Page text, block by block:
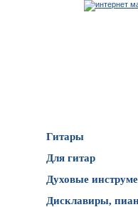
Гитары
Для гитар
Духовые
Дисклавиры,